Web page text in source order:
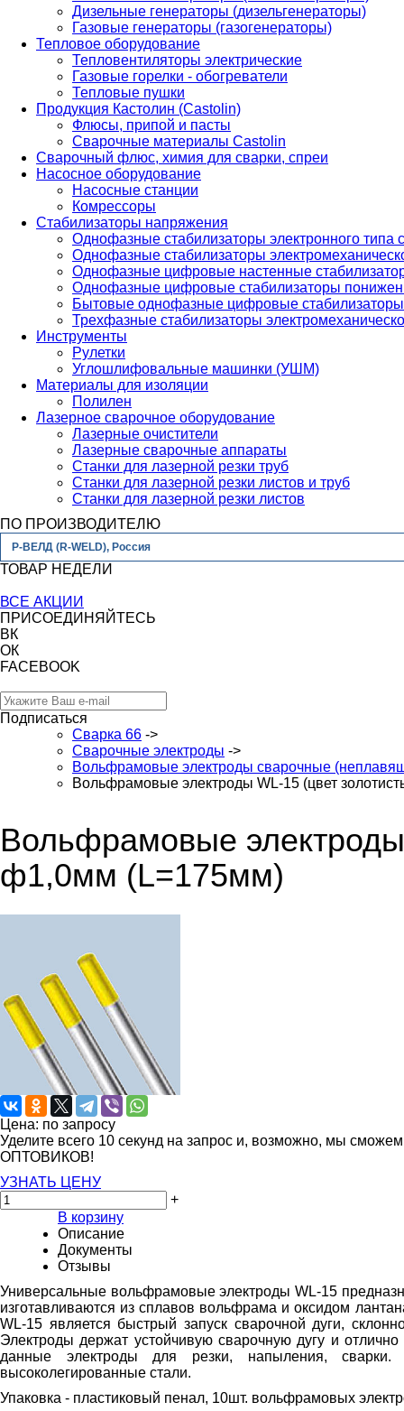
Дизельные генераторы (дизельгенераторы)
Газовые генераторы (газогенераторы)
Тепловое оборудование
Тепловентиляторы электрические
Газовые горелки - обогреватели
Тепловые пушки
Продукция Кастолин (Castolin)
Флюсы, припой и пасты
Сварочные материалы Castolin
Сварочный флюс, химия для сварки, спреи
Насосное оборудование
Насосные станции
Комрессоры
Стабилизаторы напряжения
Однофазные стабилизаторы электронного
Однофазные стабилизаторы
Однофазные цифровые настенные
Однофазные цифровые стабилизаторы
Бытовые однофазные цифровые стабилизаторы
Трехфазные стабилизаторы
Инструменты
Рулетки
Углошлифовальные машинки (УШМ)
Материалы для изоляции
Полилен
Лазерное сварочное оборудование
Лазерные очистители
Лазерные сварочные аппараты
Станки для лазерной резки труб
Станки для лазерной резки листов и труб
Станки для лазерной резки листов
ПО ПРОИЗВОДИТЕЛЮ
Р-ВЕЛД (R-WELD), Россия
ТОВАР НЕДЕЛИ
ВСЕ АКЦИИ
ПРИСОЕДИНЯЙТЕСЬ
ВК
ОК
FACEBOOK
Подписаться
Сварка 66 ->
Сварочные электроды ->
Вольфрамовые электроды сварочные
Вольфрамовые электроды WL-15 (цвет
Вольфрамовые
ф1,0мм (L=175мм)
Цена: по запросу
Уделите всего 10 секунд на запрос и, возможно, мы
ОПТОВИКОВ!
УЗНАТЬ ЦЕНУ
+
В корзину
Описание
Документы
Отзывы
Универсальные вольфрамовые электроды WL-15
изготавливаются из сплавов вольфрама и оксидом
WL-15 является быстрый запуск сварочной дуги,
Электроды держат устойчивую сварочную дугу и
данные электроды для резки, напыления,
высоколегированные стали.
Упаковка - пластиковый пенал, 10шт. вольфрамовых